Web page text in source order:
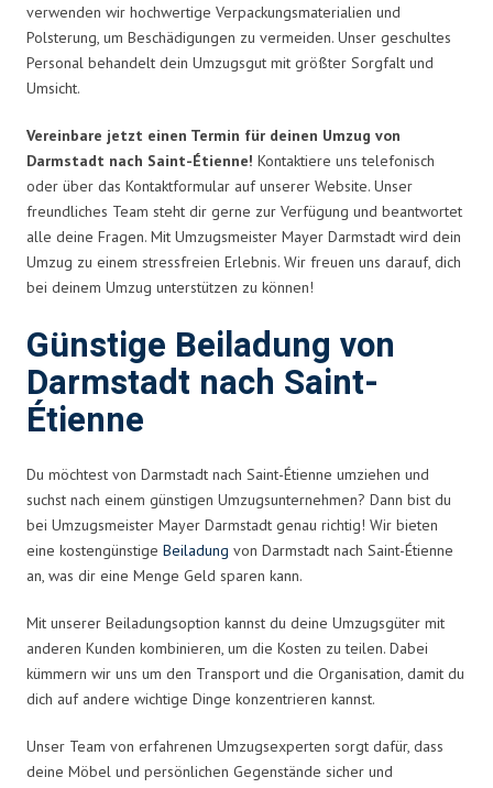
verwenden wir hochwertige Verpackungsmaterialien und
Polsterung, um Beschädigungen zu vermeiden. Unser geschultes
Personal behandelt dein Umzugsgut mit größter Sorgfalt und
Umsicht.
Vereinbare jetzt einen Termin für deinen Umzug von
Darmstadt nach Saint-Étienne! Kontaktiere uns telefonisch
oder über das Kontaktformular auf unserer Website. Unser
freundliches Team steht dir gerne zur Verfügung und beantwortet
alle deine Fragen. Mit Umzugsmeister Mayer Darmstadt wird dein
Umzug zu einem stressfreien Erlebnis. Wir freuen uns darauf, dich
bei deinem Umzug unterstützen zu können!
Günstige Beiladung von
Darmstadt nach Saint-
Étienne
Du möchtest von Darmstadt nach Saint-Étienne umziehen und
suchst nach einem günstigen Umzugsunternehmen? Dann bist du
bei Umzugsmeister Mayer Darmstadt genau richtig! Wir bieten
eine kostengünstige Beiladung von Darmstadt nach Saint-Étienne
an, was dir eine Menge Geld sparen kann.
Mit unserer Beiladungsoption kannst du deine Umzugsgüter mit
anderen Kunden kombinieren, um die Kosten zu teilen. Dabei
kümmern wir uns um den Transport und die Organisation, damit du
dich auf andere wichtige Dinge konzentrieren kannst.
Unser Team von erfahrenen Umzugsexperten sorgt dafür, dass
deine Möbel und persönlichen Gegenstände sicher und